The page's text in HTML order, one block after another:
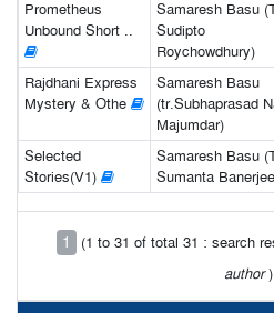
Prometheus
Unbound Short ..
Samaresh Basu
Sudipto
Roychowdhury)
Rajdhani Express
Mystery & Othe
Samaresh Basu
(tr.Subhaprasad
Majumdar)
Selected
Stories(V1)
Samaresh Basu
Sumanta
1
(1 to 31 of total 31 : search
author)